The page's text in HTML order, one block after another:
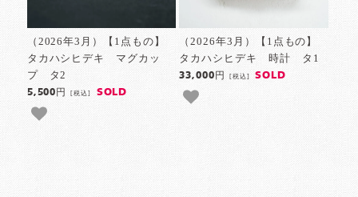
（2026年3月）【1点もの】
タカハシヒデキ マグカッ
プ タ2
5,500円[税込] SOLD
（2026年3月）【1点もの】
タカハシヒデキ 時計 タ1
33,000円 [税込] SOLD